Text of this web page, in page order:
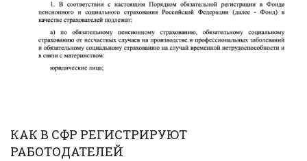
КАК В СФР РЕГИСТРИРУЮТ
РАБОТОДАТЕЛЕЙ